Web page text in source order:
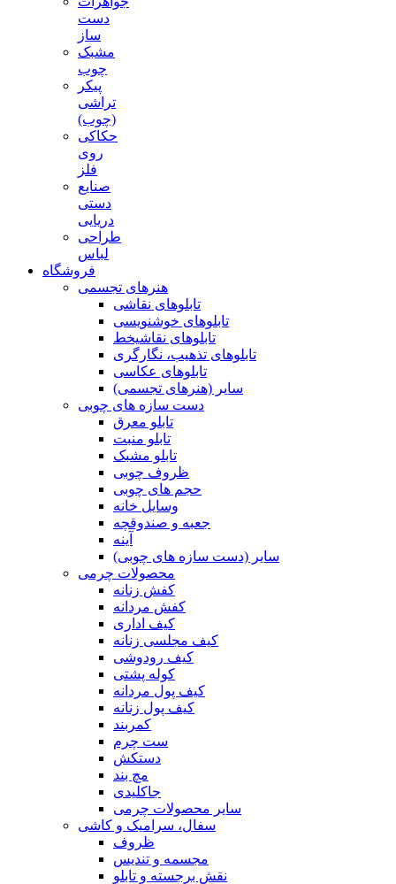
دست
ساز
مشبک
چوب
پیکر
تراشی
(چوب)
حکاکی
روی
فلز
صنایع
دستی
دریایی
طراحی
لباس
فروشگاه
هنرهای تجسمی
تابلوهای نقاشی
تابلوهای خوشنویسی
تابلوهای نقاشیخط
تابلوهای تذهیب، نگارگری
تابلوهای عکاسی
سایر (هنرهای تجسمی)
دست سازه های چوبی
تابلو معرق
تابلو منبت
تابلو مشبک
ظروف چوبی
حجم های چوبی
وسایل خانه
جعبه و صندوقچه
آینه
سایر (دست سازه های چوبی)
محصولات چرمی
کفش زنانه
کفش مردانه
کیف اداری
کیف مجلسی زنانه
کیف رودوشی
کوله پشتی
کیف پول مردانه
کیف پول زنانه
کمربند
ست چرم
دستکش
مچ بند
جاکلیدی
سایر محصولات چرمی
سفال، سرامیک و کاشی
ظروف
مجسمه و تندیس
نقش برجسته و تابلو